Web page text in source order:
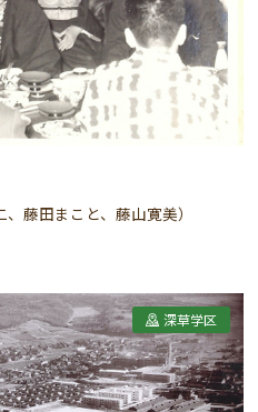
藤田まこと、藤山寛美）
深草学区